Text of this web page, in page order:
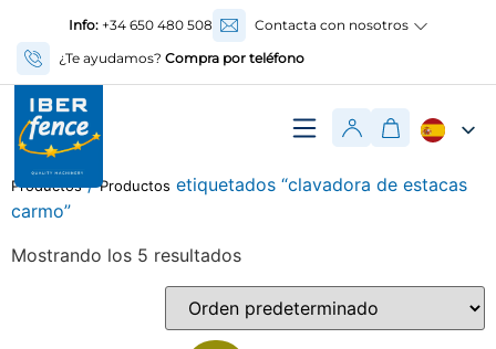
Info:+34 650 480 508
Contacta con nosotros
¿Te ayudamos? Compra por teléfono
Productos/Productos etiquetados “clavadora de estacas
carmo”
Mostrando los 5 resultados